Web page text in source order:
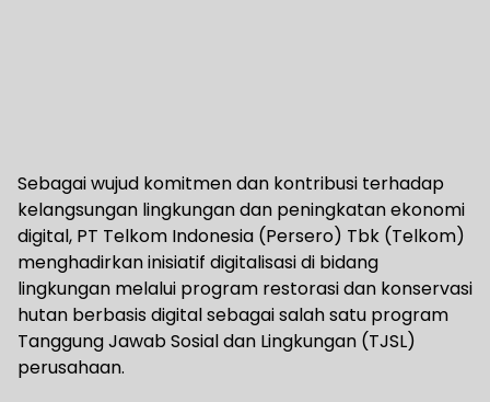
Sebagai wujud komitmen dan kontribusi terhadap
kelangsungan lingkungan dan peningkatan ekonomi
digital, PT Telkom Indonesia (Persero) Tbk (Telkom)
menghadirkan inisiatif digitalisasi di bidang
lingkungan melalui program restorasi dan konservasi
hutan berbasis digital sebagai salah satu program
Tanggung Jawab Sosial dan Lingkungan (TJSL)
perusahaan.